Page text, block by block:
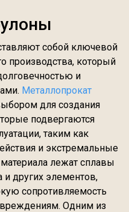
собой ключевой
производства, который
и
Металлопрокат
для создания
подвергаются
таким как
и экстремальные
лежат сплавы
других элементов,
сопротивляемость
Одним из